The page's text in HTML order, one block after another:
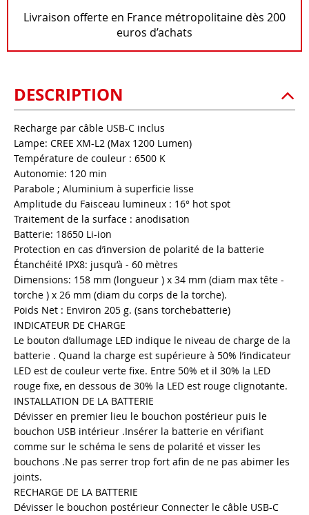
Livraison offerte en France métropolitaine dès 200
euros d’achats
DESCRIPTION
Recharge par câble USB-C inclus
Lampe: CREE XM-L2 (Max 1200 Lumen)
Température de couleur : 6500 K
Autonomie: 120 min
Parabole ; Aluminium à superficie lisse
Amplitude du Faisceau lumineux : 16° hot spot
Traitement de la surface : anodisation
Batterie: 18650 Li-ion
Protection en cas d’inversion de polarité de la batterie
Étanchéité IPX8: jusqu’à - 60 mètres
Dimensions: 158 mm (longueur ) x 34 mm (diam max tête -
torche ) x 26 mm (diam du corps de la torche).
Poids Net : Environ 205 g. (sans torchebatterie)
INDICATEUR DE CHARGE
Le bouton d’allumage LED indique le niveau de charge de la
batterie . Quand la charge est supérieure à 50% l’indicateur
LED est de couleur verte fixe. Entre 50% et il 30% la LED
rouge fixe, en dessous de 30% la LED est rouge clignotante.
INSTALLATION DE LA BATTERIE
Dévisser en premier lieu le bouchon postérieur puis le
bouchon USB intérieur .Insérer la batterie en vérifiant
comme sur le schéma le sens de polarité et visser les
bouchons .Ne pas serrer trop fort afin de ne pas abimer les
joints.
RECHARGE DE LA BATTERIE
Dévisser le bouchon postérieur Connecter le câble USB-C